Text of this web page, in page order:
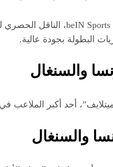
والسنغال
أحد أكبر الملاعب في
والسنغال